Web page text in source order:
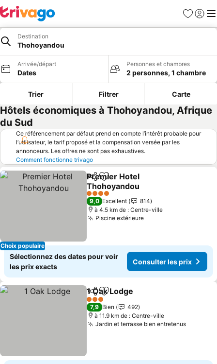
Favoris
Se
Destination
Thohoyandou
Arrivée/départ
Dates
Personnes et chambres
2 personnes, 1 chambre
Trier Filtrer Carte
Hôtels économiques à Thohoyandou, Afrique
du Sud
Ce référencement par défaut prend en compte l’intérêt probable pour
l’utilisateur, le tarif proposé et la compensation versée par les
annonceurs. Les offres ne sont pas exhaustives.
Comment fonctionne trivago
Choix populaire
PartagerAjouter à mes favoris
Premier Hotel
Thohoyandou
Consulter les prix
4 Étoiles
9,0 Excellent
814
à 4.5 km de : Centre-ville
Piscine extérieureConsulter les prix
Sélectionnez des dates pour voir
les prix exacts
Consulter les prix
PartagerAjouter à mes favoris
1 Oak Lodge
3 Étoiles
7,9 Bien
492
à 11.9 km de : Centre-ville
Jardin et terrasse bien entretenus